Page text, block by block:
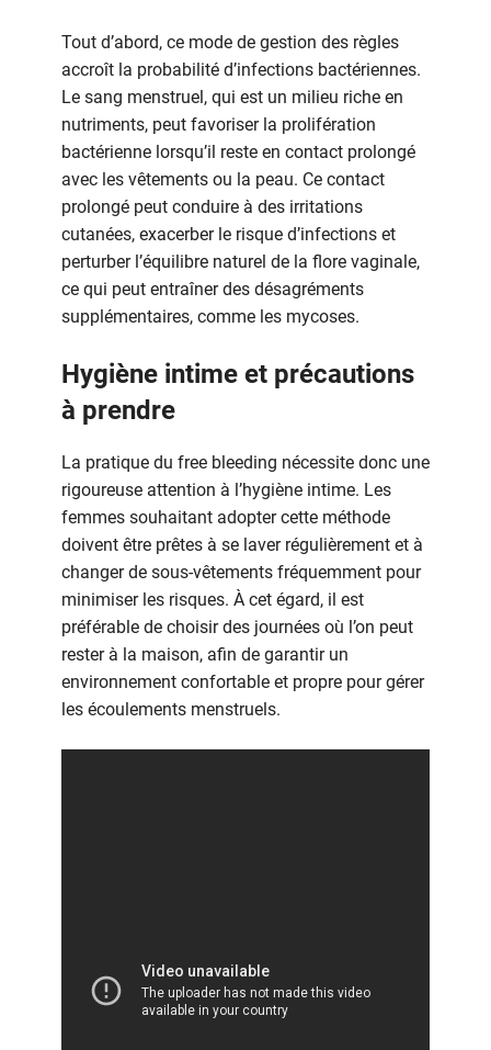
Tout d’abord, ce mode de gestion des règles
accroît la probabilité d’infections bactériennes.
Le sang menstruel, qui est un milieu riche en
nutriments, peut favoriser la prolifération
bactérienne lorsqu’il reste en contact prolongé
avec les vêtements ou la peau. Ce contact
prolongé peut conduire à des irritations
cutanées, exacerber le risque d’infections et
perturber l’équilibre naturel de la flore vaginale,
ce qui peut entraîner des désagréments
supplémentaires, comme les mycoses.
Hygiène intime et précautions
à prendre
La pratique du free bleeding nécessite donc une
rigoureuse attention à l’hygiène intime. Les
femmes souhaitant adopter cette méthode
doivent être prêtes à se laver régulièrement et à
changer de sous-vêtements fréquemment pour
minimiser les risques. À cet égard, il est
préférable de choisir des journées où l’on peut
rester à la maison, afin de garantir un
environnement confortable et propre pour gérer
les écoulements menstruels.